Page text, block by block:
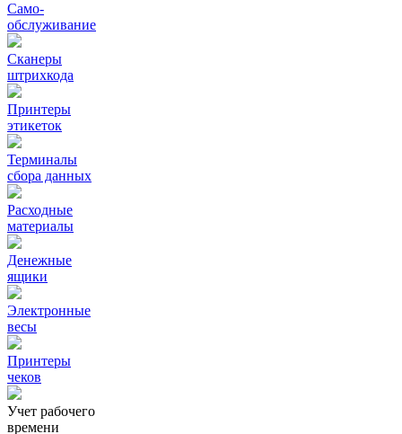
Само-
обслуживание
Сканеры
штрихкода
Принтеры
этикеток
Терминалы
сбора данных
Расходные
материалы
Денежные
ящики
Электронные
весы
Принтеры
чеков
Учет рабочего
времени